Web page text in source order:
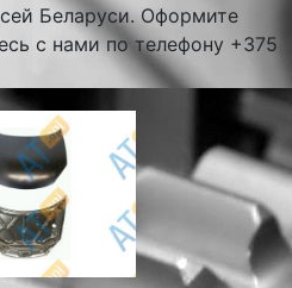
Беларуси. Оформите
с нами по телефону +375